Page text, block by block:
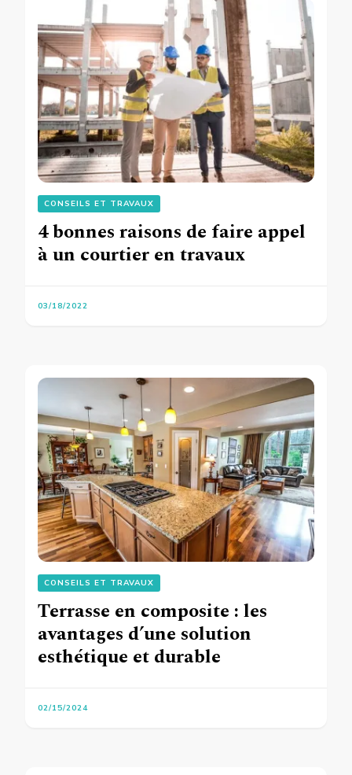
CONSEILS ET TRAVAUX
4 bonnes raisons de faire appel
à un courtier en travaux
03/18/2022
CONSEILS ET TRAVAUX
Terrasse en composite : les
avantages d’une solution
esthétique et durable
02/15/2024